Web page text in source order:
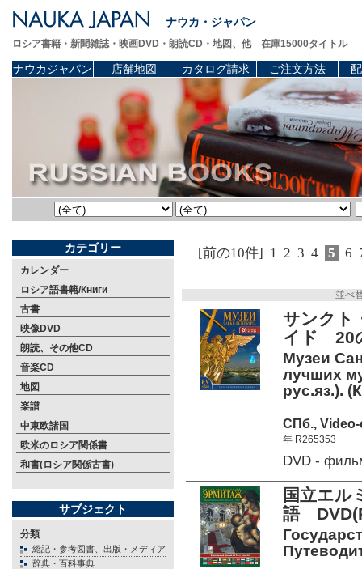
ナウカ・ジャパン
ロシア書籍・新聞雑誌・映画DVD・朗読CD・地図、他 在庫15000タイトル
ナウカジャパン 店舗地図 カタログ請求 ご注文方法
カテゴリー
カレンダー
ロシア語書籍/Книги
古書
映像DVD
朗読、その他CD
音楽CD
地図
楽譜
中東欧諸国
欧米のロシア関係書
和書(ロシア関係古書)
サブジェクト
分類
総記・参考図書、出版・メディア
辞典・百科事典
[前の10件] 1 2 3 4 5 6
並べ
サンクト
イド 20
Музеи
лучших
рус.яз.).
СПб.,
年 R265353
DVD -
国立エ
語